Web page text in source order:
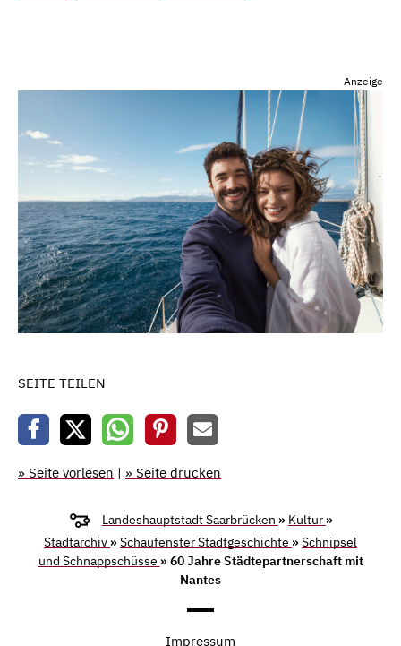
Anzeige
SEITE TEILEN
» Seite vorlesen | » Seite drucken
Landeshauptstadt Saarbrücken » Kultur »
Stadtarchiv »Schaufenster Stadtgeschichte »Schnipsel
und Schnappschüsse » 60 Jahre Städtepartnerschaft mit
Nantes
Impressum